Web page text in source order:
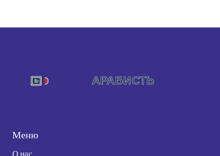
Меню
О нас